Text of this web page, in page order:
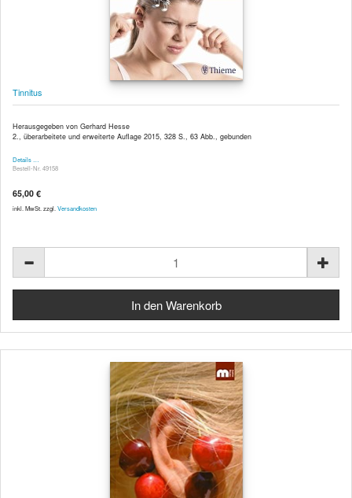
Tinnitus
Herausgegeben von Gerhard Hesse
2., überarbeitete und erweiterte Auflage 2015, 328 S., 63 Abb., gebunden
Details …
Bestell-Nr. 49158
65,00 €
inkl. MwSt. zzgl. Versandkosten